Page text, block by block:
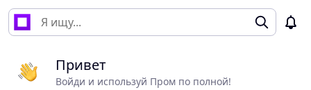
Привет
Войди и используй Пром по полной!